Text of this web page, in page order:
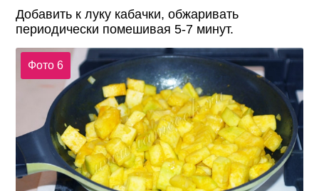
Добавить к луку кабачки, обжаривать
периодически помешивая 5-7 минут.
Фото 6